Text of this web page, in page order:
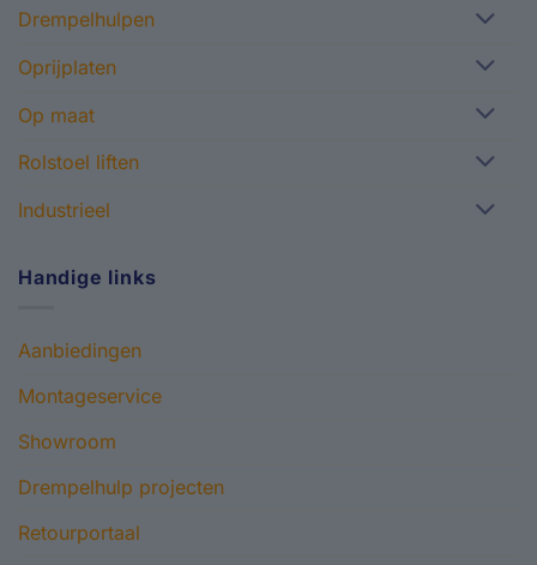
Drempelhulpen
Oprijplaten
Op maat
Rolstoel liften
Industrieel
Handige links
Aanbiedingen
Montageservice
Showroom
Drempelhulp projecten
Retourportaal